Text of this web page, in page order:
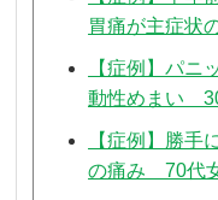
胃痛が主症状
【症例】パニ
動性めまい
【症例】勝手
の痛み 70代